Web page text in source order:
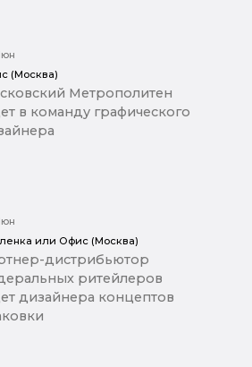
(Москва)
Метрополитен
в команду графического
или Офис (Москва)
дистрибьютор
ритейлеров
дизайнера концептов